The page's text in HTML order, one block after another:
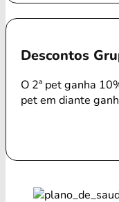
Descontos
O 2ª pet ganha
pet em diante